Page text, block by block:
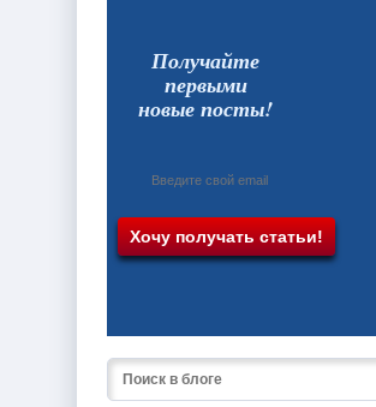
Получайте
первыми
новые посты!